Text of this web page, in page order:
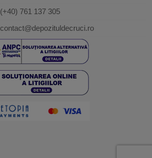
(+40) 761 137 305
contact@depozituldecruci.ro